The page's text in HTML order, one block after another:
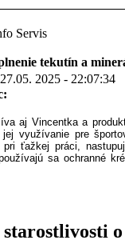
tekutín a
2025 - 22:07:34
aj Vincentka a
využívanie pre
ťažkej práci,
sa ochranné